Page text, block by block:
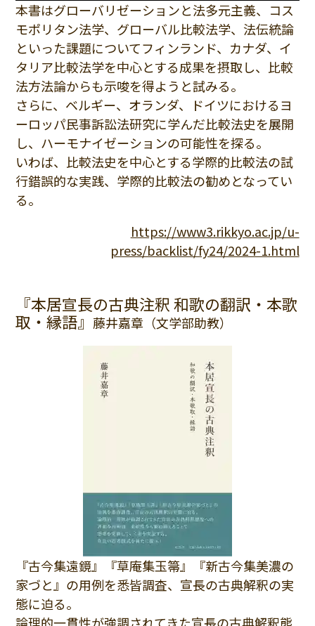
本書はグローバリゼーションと法多元主義、コス
モポリタン法学、グローバル比較法学、法伝統論
といった課題についてフィンランド、カナダ、イ
タリア比較法学を中心とする成果を摂取し、比較
法方法論からも示唆を得ようと試みる。
さらに、ベルギー、オランダ、ドイツにおけるヨ
ーロッパ民事訴訟法研究に学んだ比較法史を展開
し、ハーモナイゼーションの可能性を探る。
いわば、比較法史を中心とする学際的比較法の試
行錯誤的な実践、学際的比較法の勧めとなってい
る。
https://www3.rikkyo.ac.jp/u-
press/backlist/fy24/2024-1.html
『本居宣長の古典注釈 和歌の翻訳・本歌
取・縁語』 藤井嘉章（文学部助教）
『古今集遠鏡』『草庵集玉箒』『新古今集美濃の
家づと』の用例を悉皆調査、宣長の古典解釈の実
態に迫る。